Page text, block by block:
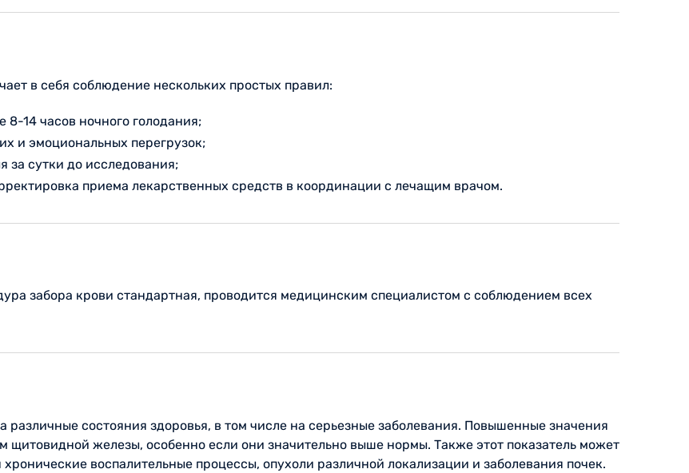
в себя соблюдение нескольких простых правил:
8-14 часов ночного голодания;
и эмоциональных перегрузок;
за сутки до исследования;
приема лекарственных средств в координации с лечащим врачом.
забора крови стандартная, проводится медицинским специалистом с соблюдением всех
различные состояния здоровья, в том числе на серьезные заболевания. Повышенные значения
щитовидной железы, особенно если они значительно выше нормы. Также этот показатель может
воспалительные процессы, опухоли различной локализации и заболевания почек.